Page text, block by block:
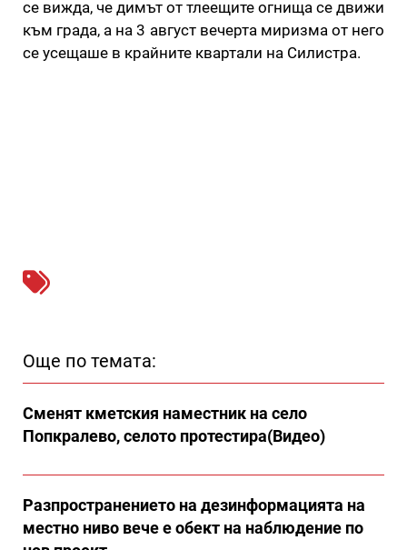
се вижда, че димът от тлеещите огнища се движи
към града, а на 3 август вечерта миризма от него
се усещаше в крайните квартали на Силистра.
Още по темата:
Сменят кметския наместник на село
Попкралево, селото протестира(Видео)
Разпространението на дезинформацията на
местно ниво вече е обект на наблюдение по